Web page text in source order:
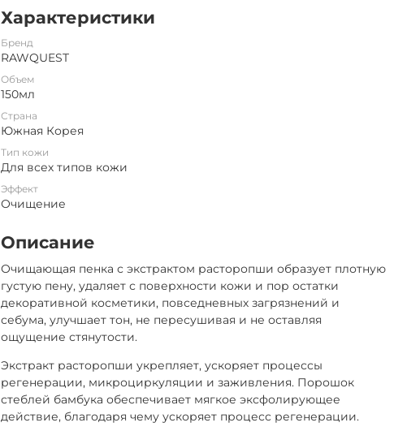
Характеристики
Бренд
RAWQUEST
Объем
150мл
Страна
Южная Корея
Тип кожи
Для всех типов кожи
Эффект
Очищение
Описание
Очищающая пенка с экстрактом расторопши образует плотную
густую пену, удаляет с поверхности кожи и пор остатки
декоративной косметики, повседневных загрязнений и
себума, улучшает тон, не пересушивая и не оставляя
ощущение стянутости.
Экстракт расторопши укрепляет, ускоряет процессы
регенерации, микроциркуляции и заживления. Порошок
стеблей бамбука обеспечивает мягкое эксфолирующее
действие, благодаря чему ускоряет процесс регенерации.